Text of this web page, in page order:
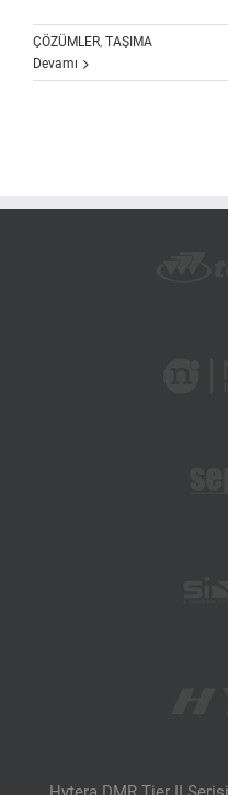
ÇÖZÜMLER, TAŞIMA
Devamı